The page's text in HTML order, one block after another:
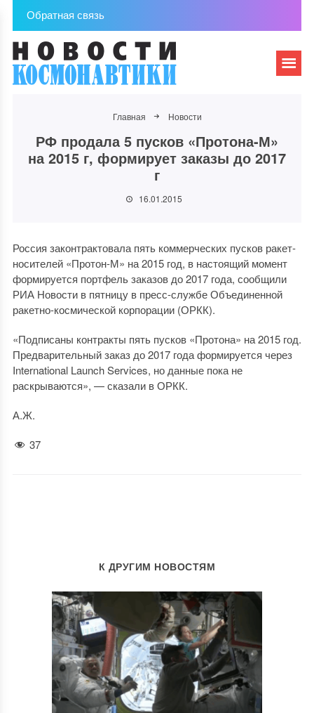
Обратная связь
Главная Новости
РФ продала 5 пусков «Протона-М»
на 2015 г, формирует заказы до 2017
г
16.01.2015
Россия законтрактовала пять коммерческих пусков ракет-
носителей «Протон-М» на 2015 год, в настоящий момент
формируется портфель заказов до 2017 года, сообщили
РИА Новости в пятницу в пресс-службе Объединенной
ракетно-космической корпорации (ОРКК).
«Подписаны контракты пять пусков «Протона» на 2015 год.
Предварительный заказ до 2017 года формируется через
International Launch Services, но данные пока не
раскрываются», — сказали в ОРКК.
А.Ж.
37
К ДРУГИМ НОВОСТЯМ